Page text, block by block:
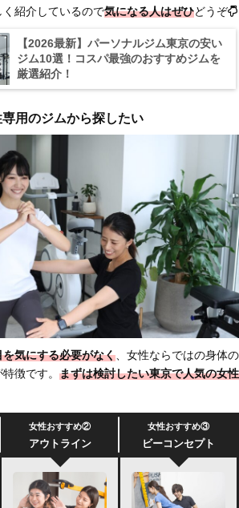
紹介しているので気になる人はぜひどうぞ
【2026最新】パーソナルジム東京の安い
ジム10選！コスパ最強のおすすめジムを
厳選紹介！
用のジムから探したい
を気にする必要がなく 、女性ならではの身体の
徴です。 まずは検討したい東京で人気の女性
女性おすすめ②
アウトライン
女性おすすめ③
ビーコンセプト